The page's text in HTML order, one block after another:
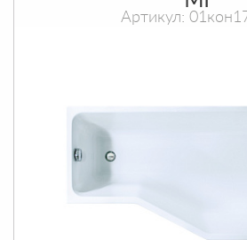
Артикул: